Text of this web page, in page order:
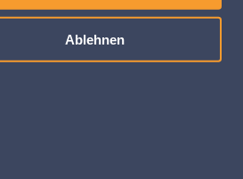
Ablehnen